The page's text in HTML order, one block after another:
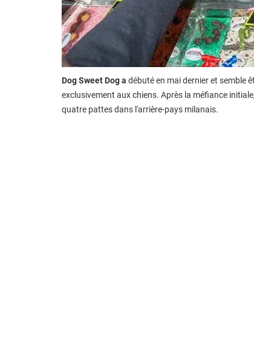
Dog Sweet Dog a débuté en mai dernier et semble
exclusivement aux chiens. Après la méfiance
quatre pattes dans l'arrière-pays milanais.